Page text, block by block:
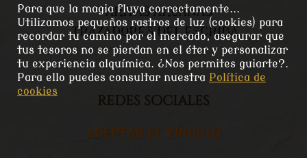
VARITAS ARCANAS
TRAZADORES DEL ESCRIBA
redes sociales
Para que la magia fluya correctamente...
Utilizamos pequeños rastros de luz (cookies) para
recordar tu camino por el mercado, asegurar que
tus tesoros no se pierdan en el éter y personalizar
tu experiencia alquímica. ¿Nos permites guiarte?.
Para ello puedes consultar nuestra Política de
cookies
ACEPTAR EL VÍNCULO